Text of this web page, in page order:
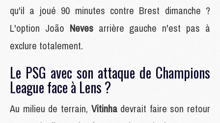
qu'il a joué 90 minutes contre Brest dimanche ?
L'option João Neves arrière gauche n'est pas à
exclure totalement.
Le PSG avec son attaque de Champions
League face à Lens ?
Au milieu de terrain, Vitinha devrait faire son retour